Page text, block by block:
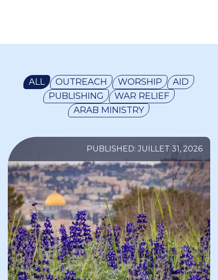
ALL OUTREACH WORSHIP
AID
PUBLISHING
WAR RELIEF
ARAB MINISTRY
PUBLISHED: JUILLET 31, 2026